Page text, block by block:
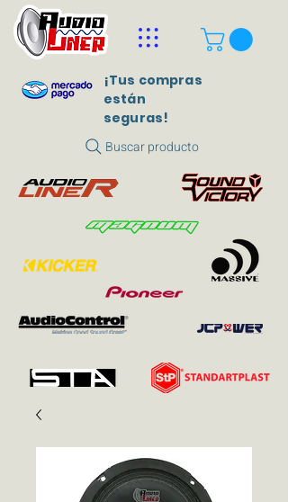
Buscar producto
¡Tus compras
están
seguras!